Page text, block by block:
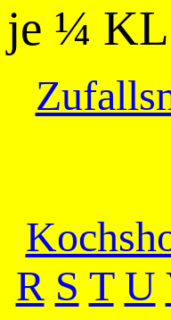
je ¼ KL
R S T U